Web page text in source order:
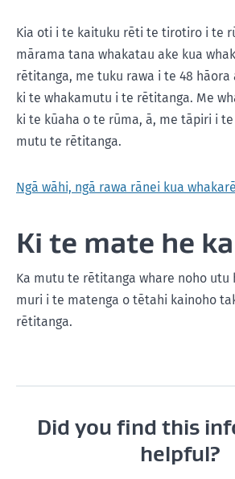
Kia oti i te kaituku rēti te tirotiro i te
mārama tana whakatau ake kua
rētitanga, me tuku rawa i te 48 hāora
ki te whakamutu i te rētitanga. Me
ki te kūaha o te rūma, ā, me tāpiri i
mutu te rētitanga.
Ngā wāhi, ngā rawa rānei kua
Ki te mate he
Ka mutu te rētitanga whare noho utu
muri i te matenga o tētahi kainoho
rētitanga.
Did you find this
helpful?